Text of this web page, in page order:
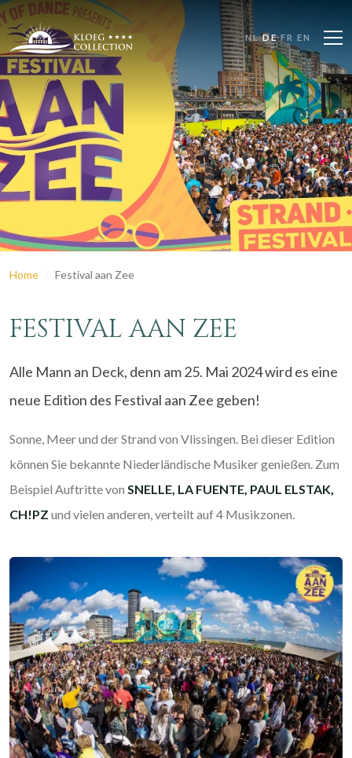
NL DE FR EN
Home Festival aan Zee
FESTIVAL AAN ZEE
Alle Mann an Deck, denn am 25. Mai 2024 wird es eine
neue Edition des Festival aan Zee geben!
Sonne, Meer und der Strand von Vlissingen. Bei dieser Edition
können Sie bekannte Niederländische Musiker genießen. Zum
Beispiel Auftritte von SNELLE, LA FUENTE, PAUL ELSTAK,
CH!PZ und vielen anderen, verteilt auf 4 Musikzonen.